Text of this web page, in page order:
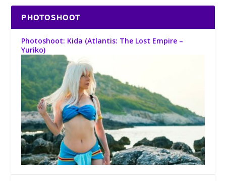
PHOTOSHOOT
Photoshoot: Kida (Atlantis: The Lost Empire –
Yuriko)